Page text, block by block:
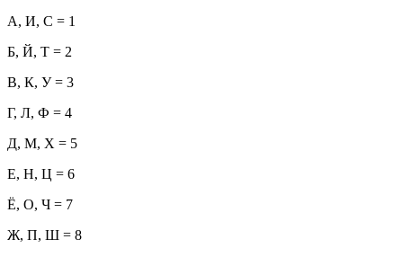
А, И, С = 1
Б, Й, Т = 2
В, К, У = 3
Г, Л, Ф = 4
Д, М, Х = 5
Е, Н, Ц = 6
Ё, О, Ч = 7
Ж, П, Ш = 8